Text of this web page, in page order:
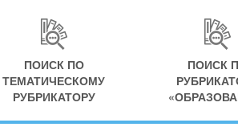
ПОИСК ПО
ТЕМАТИЧЕСКОМУ
РУБРИКАТОРУ
ПОИСК